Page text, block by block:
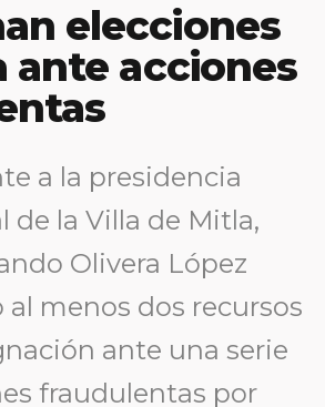
elecciones
ante acciones
a la presidencia
de la Villa de Mitla,
Olivera López
menos dos recursos
ante una serie
fraudulentas por